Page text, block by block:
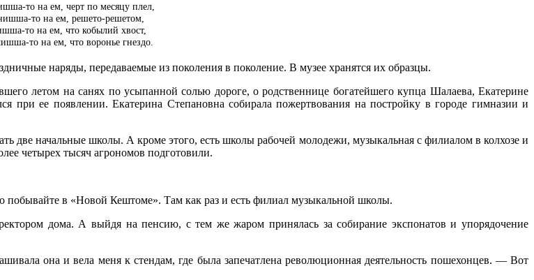
то на ем, черт по месяцу плел,
то на ем, решето-решетом,
то на ем, что кобылий хвост,
то на ем, что воронье гнездо.
наряды, передаваемые из поколения в поколение. В музее хранятся их образцы.
летом на санях по усыпанной солью дороге, о родственнице богатейшего купца Шалаева, Екатерине
ее появлении. Екатерина Степановна собирала пожертвования на постройку в городе гимназии и
две начальные школы. А кроме этого, есть школы рабочей молодежи, музыкальная с филиалом в колхозе и
четырех тысяч агрономов подготовили.
побывайте в «Новой Кештоме». Там как раз и есть филиал музыкальной школы.
дома. А выйдя на пенсию, с тем же жаром принялась за собирание экспонатов и упорядочение
она и вела меня к стендам, где была запечатлена революционная деятельность пошехонцев. — Вот